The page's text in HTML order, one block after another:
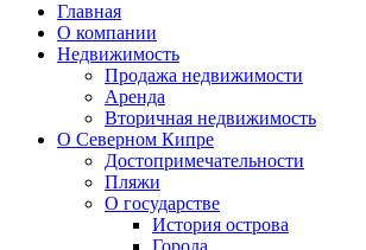
Главная
О компании
Недвижимость
Продажа недвижимости
Аренда
Вторичная недвижимость
О Северном Кипре
Достопримечательности
Пляжи
О государстве
История острова
Города